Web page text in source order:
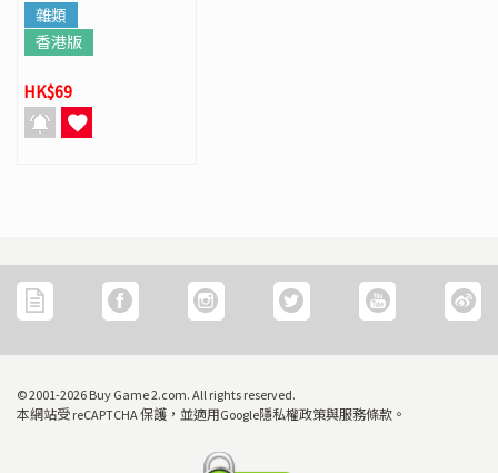
+ 原創插圖紀念色紙
雜類
香港版
HK$69
© 2001-2026 Buy Game 2.com. All rights reserved.
本網站受 reCAPTCHA 保護，並適用Google隱私權政策與服務條款。